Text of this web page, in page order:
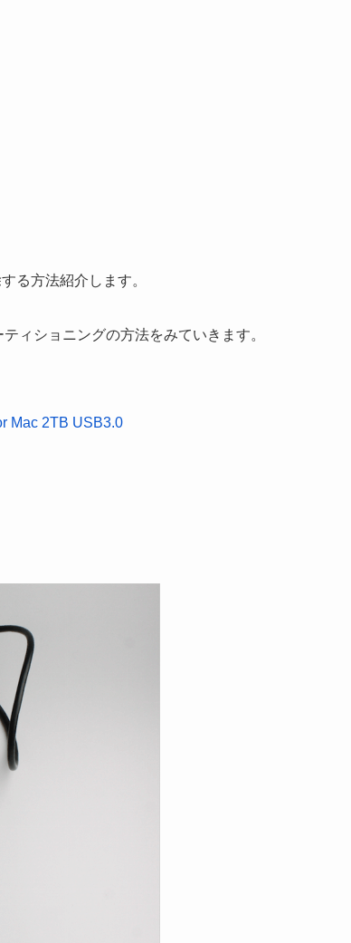
る方法紹介します。
ィショニングの方法をみていきます。
Mac 2TB USB3.0